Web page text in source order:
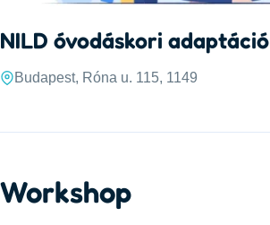
NILD óvodáskori adaptáció
Budapest, Róna u. 115, 1149
Workshop